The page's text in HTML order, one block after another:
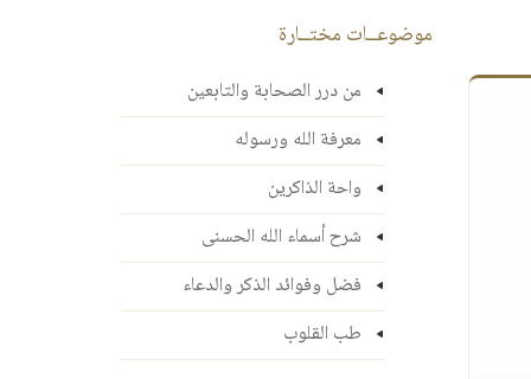
موضوعــات مختــارة
من درر الصحابة والتابعين
معرفة الله ورسوله
واحة الذاكرين
شرح أسماء الله الحسنى
فضل وفوائد الذكر والدعاء
طب القلوب